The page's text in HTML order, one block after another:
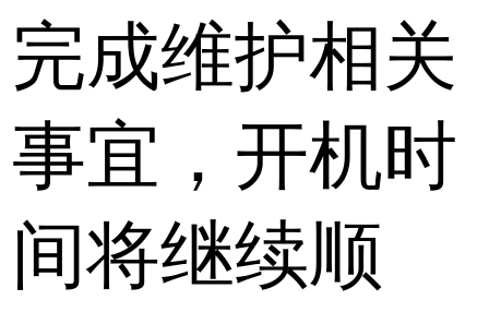
完成维护相关
事宜，开机时
间将继续顺